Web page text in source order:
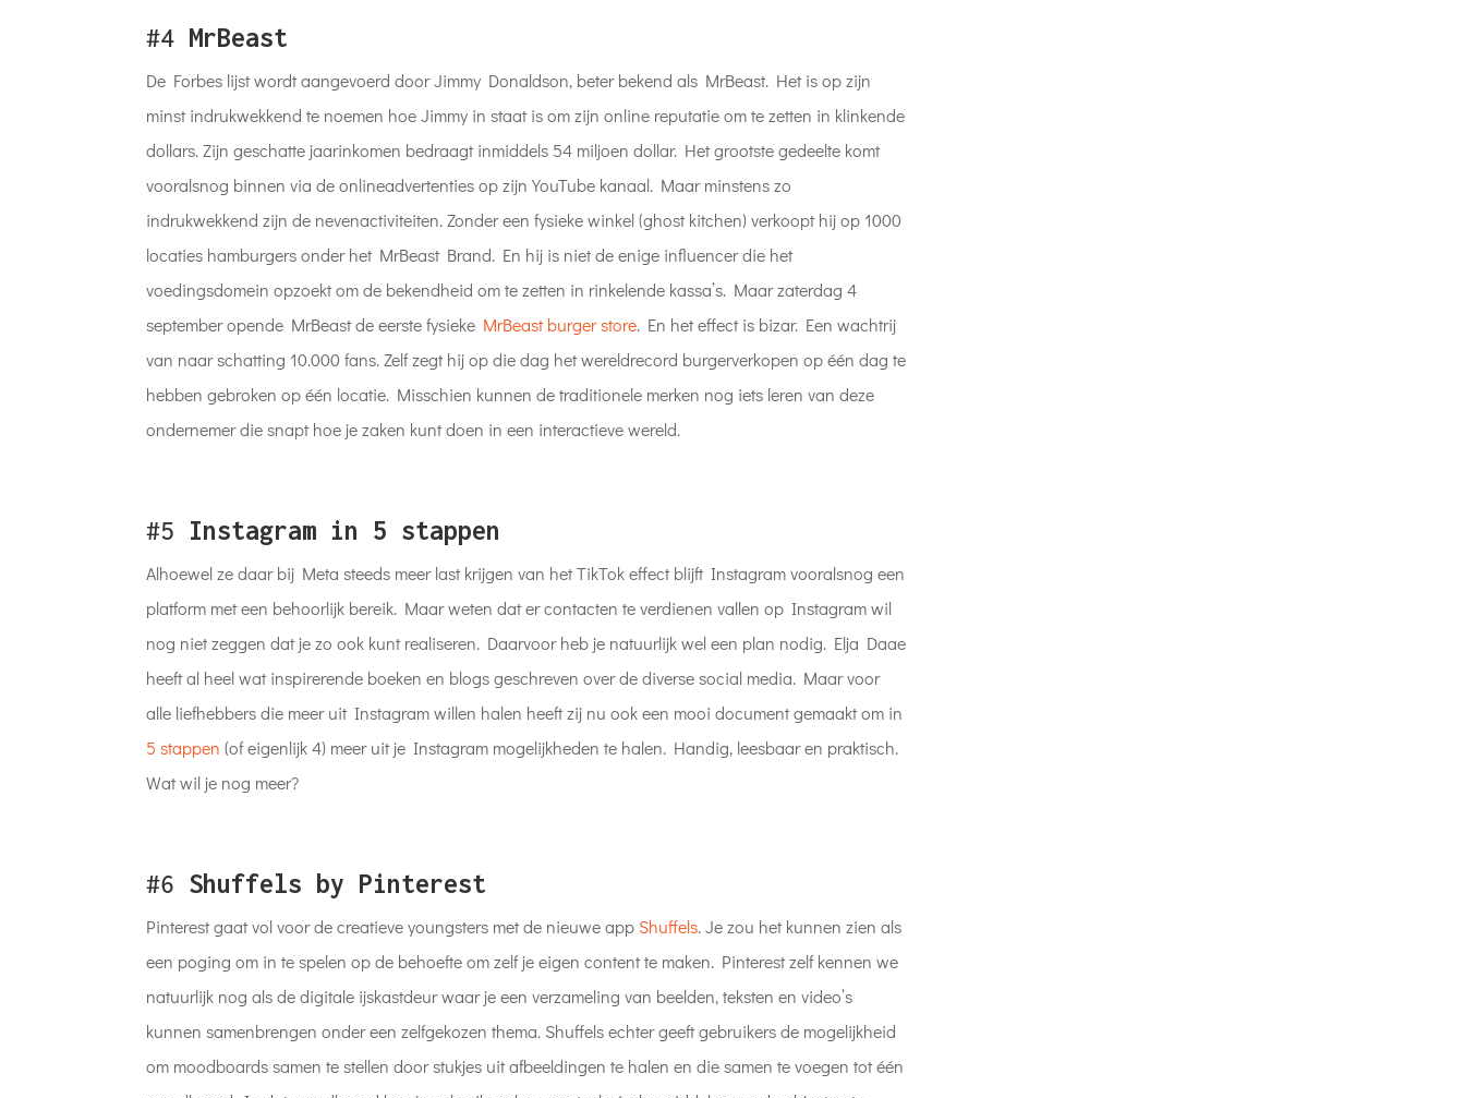
#4 MrBeast
De Forbes lijst wordt aangevoerd door Jimmy Donaldson, beter bekend als MrBeast. Het is op zijn
minst indrukwekkend te noemen hoe Jimmy in staat is om zijn online reputatie om te zetten in klinkende
dollars. Zijn geschatte jaarinkomen bedraagt inmiddels 54 miljoen dollar. Het grootste gedeelte komt
vooralsnog binnen via de onlineadvertenties op zijn YouTube kanaal. Maar minstens zo
indrukwekkend zijn de nevenactiviteiten. Zonder een fysieke winkel (ghost kitchen) verkoopt hij op 1000
locaties hamburgers onder het MrBeast Brand. En hij is niet de enige influencer die het
voedingsdomein opzoekt om de bekendheid om te zetten in rinkelende kassa’s. Maar zaterdag 4
september opende MrBeast de eerste fysieke MrBeast burger store. En het effect is bizar. Een wachtrij
van naar schatting 10.000 fans. Zelf zegt hij op die dag het wereldrecord burgerverkopen op één dag te
hebben gebroken op één locatie. Misschien kunnen de traditionele merken nog iets leren van deze
ondernemer die snapt hoe je zaken kunt doen in een interactieve wereld.
#5 Instagram in 5 stappen
Alhoewel ze daar bij Meta steeds meer last krijgen van het TikTok effect blijft Instagram vooralsnog een
platform met een behoorlijk bereik. Maar weten dat er contacten te verdienen vallen op Instagram wil
nog niet zeggen dat je zo ook kunt realiseren. Daarvoor heb je natuurlijk wel een plan nodig. Elja Daae
heeft al heel wat inspirerende boeken en blogs geschreven over de diverse social media. Maar voor
alle liefhebbers die meer uit Instagram willen halen heeft zij nu ook een mooi document gemaakt om in
5 stappen (of eigenlijk 4) meer uit je Instagram mogelijkheden te halen. Handig, leesbaar en praktisch.
Wat wil je nog meer?
#6 Shuffels by Pinterest
Pinterest gaat vol voor de creatieve youngsters met de nieuwe app Shuffels. Je zou het kunnen zien als
een poging om in te spelen op de behoefte om zelf je eigen content te maken. Pinterest zelf kennen we
natuurlijk nog als de digitale ijskastdeur waar je een verzameling van beelden, teksten en video’s
kunnen samenbrengen onder een zelfgekozen thema. Shuffels echter geeft gebruikers de mogelijkheid
om moodboards samen te stellen door stukjes uit afbeeldingen te halen en die samen te voegen tot één